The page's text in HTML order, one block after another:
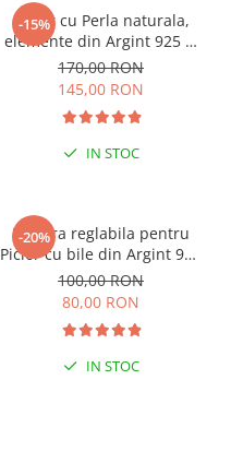
-15%
Colier cu Perla naturala,
elemente din Argint 925 si
margele Miyuki, verde/kiwi
170,00 RON
145,00 RON
IN STOC
-20%
Bratara reglabila pentru
Picior cu bile din Argint 925
si margele Miyuki verzi
100,00 RON
80,00 RON
IN STOC